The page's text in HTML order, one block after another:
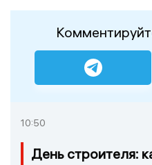
10:50
День строителя: